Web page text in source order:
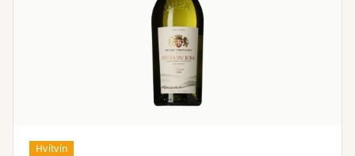
Hvítvín